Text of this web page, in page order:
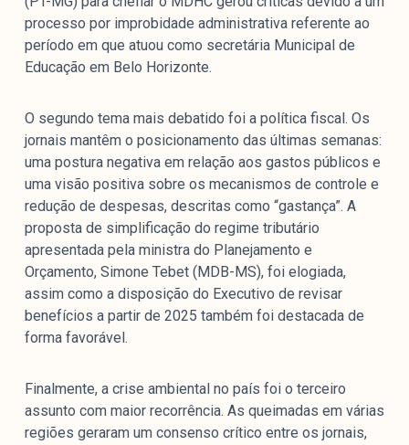
processo por improbidade administrativa referente ao
período em que atuou como secretária Municipal de
Educação em Belo Horizonte.
O segundo tema mais debatido foi a política fiscal. Os
jornais mantêm o posicionamento das últimas semanas:
uma postura negativa em relação aos gastos públicos e
uma visão positiva sobre os mecanismos de controle e
redução de despesas, descritas como “gastança”. A
proposta de simplificação do regime tributário
apresentada pela ministra do Planejamento e
Orçamento, Simone Tebet (MDB-MS), foi elogiada,
assim como a disposição do Executivo de revisar
benefícios a partir de 2025 também foi destacada de
forma favorável.
Finalmente, a crise ambiental no país foi o terceiro
assunto com maior recorrência. As queimadas em várias
regiões geraram um consenso crítico entre os jornais,